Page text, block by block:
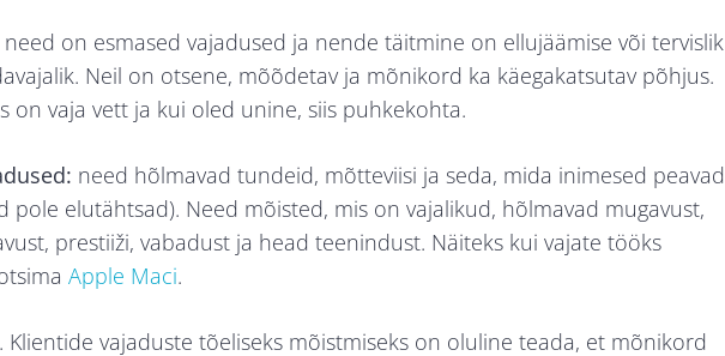
need on esmased vajadused ja nende täitmine on ellujäämise või
Neil on otsene, mõõdetav ja mõnikord ka käegakatsutav põhjus.
on vaja vett ja kui oled unine, siis puhkekohta.
need hõlmavad tundeid, mõtteviisi ja seda, mida inimesed peavad
pole elutähtsad). Need mõisted, mis on vajalikud, hõlmavad mugavust,
prestiiži, vabadust ja head teenindust. Näiteks kui vajate tööks
Apple Maci.
. Klientide vajaduste tõeliseks mõistmiseks on oluline teada, et mõnikord